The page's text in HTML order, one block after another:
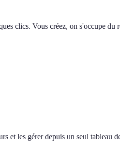
clics. Vous créez, on s'occupe du
et les gérer depuis un seul tableau